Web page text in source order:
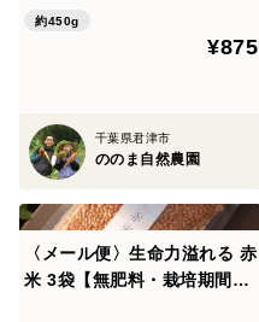
約450g
¥875
千葉県君津市
ののま自然農園
〈メール便〉生命力溢れる 赤
米 3袋【無肥料・栽培期間中